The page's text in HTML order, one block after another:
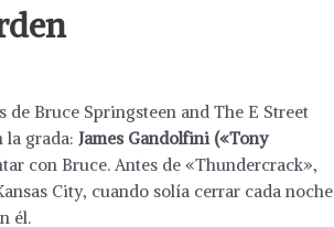
Bruce Springsteen and The E Street
la grada: James Gandolfini («Tony
con Bruce. Antes de «Thundercrack»,
City, cuando solía cerrar cada noche
él.